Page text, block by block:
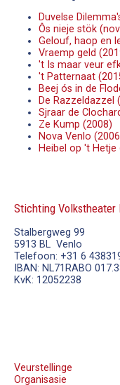
Duvelse
Ôs nieje stök
Gelouf, haop en
Vraemp geld
't Is maar veur
't Patternaat
Beej ós in de
De Razzeldazzel
Sjraar de
Ze Kump (2008)
Nova Venlo
Heibel op 't Hetje
Stichting Volkstheater
Stalbergweg 99
5913 BL Venlo
Telefoon: +31 6
IBAN: NL71RABO
KvK: 12052238
Veurstellinge
Organisasie